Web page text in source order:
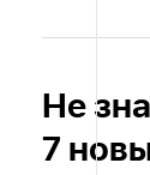
Не
7